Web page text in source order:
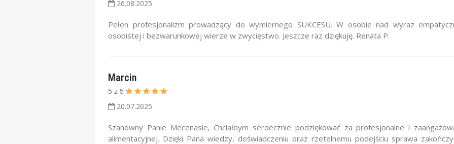
26.08.2025
Pełen profesjonalizm prowadzący do wymiernego SUKCESU. W osobie nad wyraz
osobistej i bezwarunkowej wierze w zwycięstwo. Jeszcze raz dziękuję. Renata P.
Marcin
5 z 5
20.07.2025
Szanowny Panie Mecenasie, Chciałbym serdecznie podziękować za profesjonalne i
alimentacyjnej. Dzięki Pana wiedzy, doświadczeniu oraz rzetelnemu podejściu sprawa